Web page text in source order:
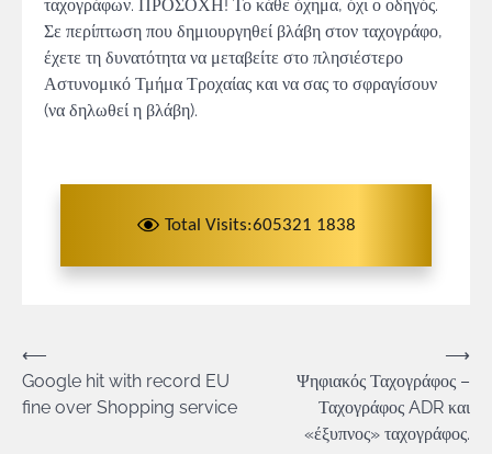
ταχογράφων. ΠΡΟΣΟΧΗ! Το κάθε όχημα, όχι ο οδηγός.
Σε περίπτωση που δημιουργηθεί βλάβη στον ταχογράφο,
έχετε τη δυνατότητα να μεταβείτε στο πλησιέστερο
Αστυνομικό Τμήμα Τροχαίας και να σας το σφραγίσουν
(να δηλωθεί η βλάβη).
Total Visits:605321 1838
Πλοήγηση
άρθρων
⟵
Google hit with record EU
fine over Shopping service
Ψηφιακός Ταχογράφος –
Ταχογράφος ADR και
«έξυπνος» ταχογράφος.
⟶